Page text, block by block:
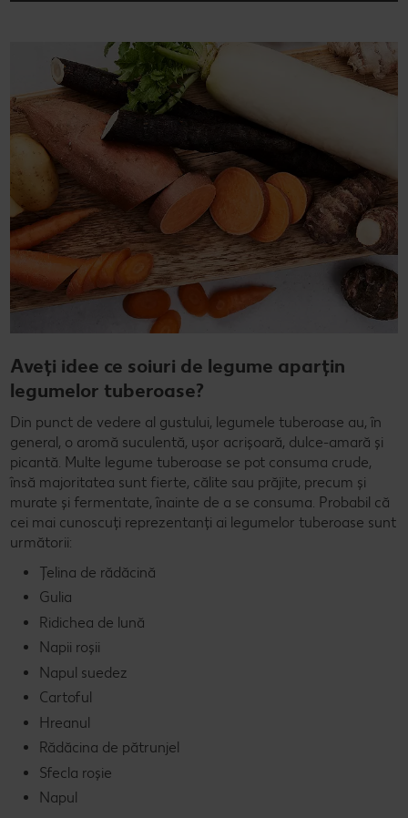
Aveți idee ce soiuri de legume aparțin
legumelor tuberoase?
Din punct de vedere al gustului, legumele tuberoase au, în
general, o aromă suculentă, ușor acrișoară, dulce-amară și
picantă. Multe legume tuberoase se pot consuma crude,
însă majoritatea sunt fierte, călite sau prăjite, precum și
murate și fermentate, înainte de a se consuma. Probabil că
cei mai cunoscuți reprezentanți ai legumelor tuberoase sunt
următorii:
Țelina de rădăcină
Gulia
Ridichea de lună
Napii roșii
Napul suedez
Cartoful
Hreanul
Rădăcina de pătrunjel
Sfecla roșie
Napul